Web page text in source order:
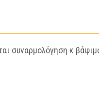
συναρμολόγηση κ